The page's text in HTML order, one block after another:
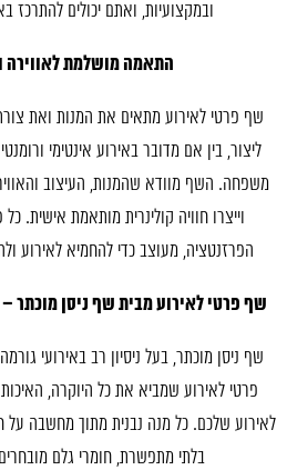
ובמקצועיות, ואתם יכולים להתרכז
התאמה מושלמת לאווירה
שף פרטי לאירוע מתאים את המנות ואת
ליצור, בין אם מדובר באירוע אינטימי
משפחה. השף מוודא שהמנות, העיצוב
וייצרו חוויה קולינרית מותאמת אישית.
הפרזנטציה, מעוצב כדי להחמיא לאירוע
שף פרטי לאירוע מבית שף ניסן מוכתר
שף ניסן מוכתר, בעל ניסיון רב באירועי
פרטי לאירוע שמביא את כל היוקרה,
לאירוע שלכם. כל מנה נבנית מתוך מחשבה על
בלתי מתפשרת, חומרי גלם